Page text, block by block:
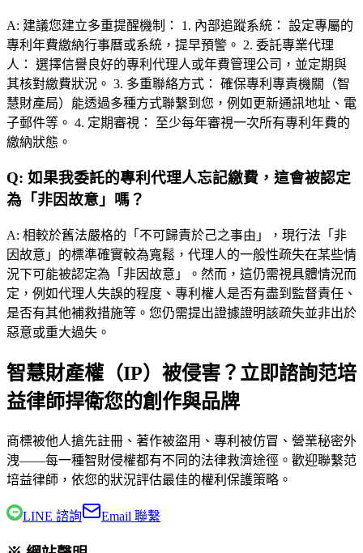
A: 建議您建立多重提醒機制： 1. 內部追蹤系統： 設定專屬的
專利年費繳納行事曆或系統，提早預警。 2. 委託專業代理
人： 選擇信譽良好的專利代理人或年費管理公司，並定期與
其核對繳費狀況。 3. 多重聯絡方式： 確保專利專責機關（智
慧財產局）能透過多種方式聯繫到您，例如更新通訊地址、電
子郵件等。 4. 定期審視： 至少每年審視一次所有專利年費的
繳納狀態。
Q: 如果我委託的專利代理人忘記繳費，這會被認定
為「非因故意」嗎？
A: 相較於舊法嚴格的「不可歸責於己之事由」，現行法「非
因故意」的標準確實較為寬鬆，代理人的一般性疏失在某些情
況下可能被認定為「非因故意」。然而，這仍需視具體情況而
定，例如代理人失誤的程度、專利權人是否有盡到監督責任、
是否有其他補救措施等。您仍需提出證據證明該疏失並非出於
惡意或重大過失。
智慧財產權（IP）被侵害？立即諮詢范培
益律師捍衛您的創作與品牌
商標被他人搶先註冊、著作被盜用、專利被仿冒、營業秘密外
洩——每一種智財侵權都有不同的法律救濟途徑。歡迎聯繫范
培益律師 ，依您的狀況評估最佳的權利保護策略。
LINE 諮詢 Email 聯繫